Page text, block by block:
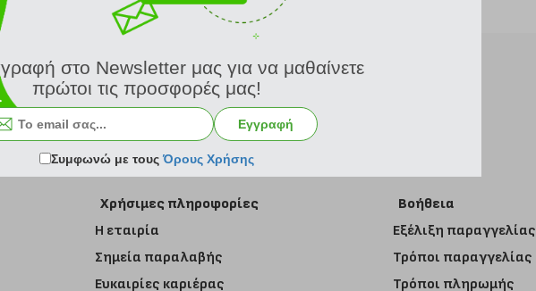
Εγγραφή στο newsletter
Χρήσιμες πληροφορίες
Η εταιρία
Σημεία παραλαβής
Ευκαιρίες καριέρας
Βοήθεια
Εξέλιξη παραγγελίας
Τρόποι παραγγελίας
Τρόποι πληρωμής
στο Newsletter μας για να μαθαίνετε
πρώτοι τις προσφορές μας!
Εγγραφή
Συμφωνώ με τουςΌρους Χρήσης